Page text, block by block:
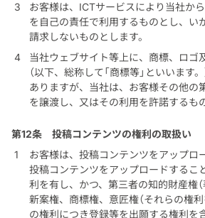
お客様は、ICTサービスにより当社か
を自己の責任で利用するものとし、い
請求しないものとします。
当社ウェブサイト等上に、商標、ロゴ
（以下、総称して「商標等」といいます
ありますが、当社は、お客様その他の
を譲渡し、又はその利用を許諾するも
第12条
投稿コンテンツの権利の取扱い
お客様は、投稿コンテンツをアップロ
投稿コンテンツをアップロードするこ
利を有し、かつ、第三者の知的財産権
新案権、商標権、意匠権（それらの権
の権利につき登録等を出願する権利を